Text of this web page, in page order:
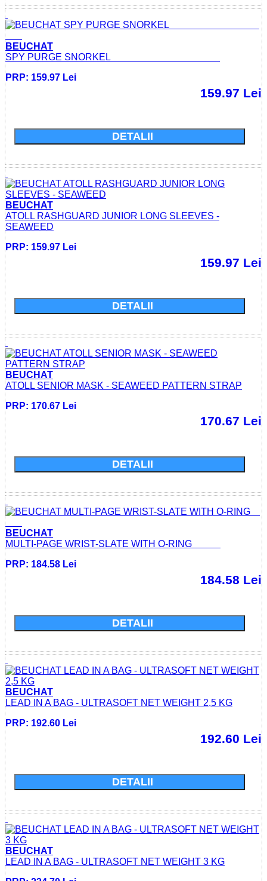
BEUCHAT
SPY PURGE SNORKEL
PRP: 159.97 Lei
159.97 Lei
DETALII
BEUCHAT
ATOLL RASHGUARD JUNIOR LONG SLEEVES -
SEAWEED
PRP: 159.97 Lei
159.97 Lei
DETALII
BEUCHAT
ATOLL SENIOR MASK - SEAWEED PATTERN STRAP
PRP: 170.67 Lei
170.67 Lei
DETALII
BEUCHAT
MULTI-PAGE WRIST-SLATE WITH O-RING
PRP: 184.58 Lei
184.58 Lei
DETALII
BEUCHAT
LEAD IN A BAG - ULTRASOFT NET WEIGHT 2,5 KG
PRP: 192.60 Lei
192.60 Lei
DETALII
BEUCHAT
LEAD IN A BAG - ULTRASOFT NET WEIGHT 3 KG